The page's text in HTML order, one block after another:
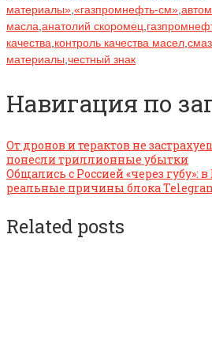
материалы» «газпромнефть-см»
масла анатолий скоромец
качества контроль качества масел
материалы честный знак
Навигация по
От дронов и терактов не
понесли триллионные убытки
Общались с Россией «через губу»:
реальные причины блока
Related posts